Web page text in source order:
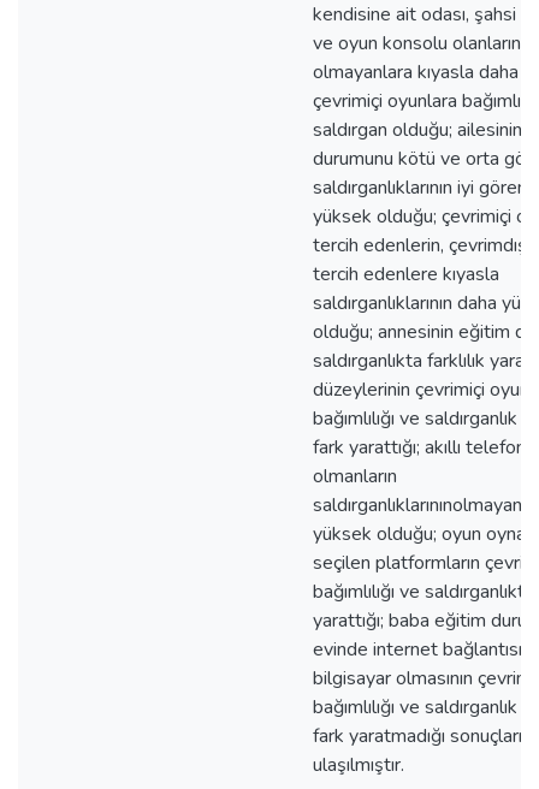
kendisine ait odası, şahsi
ve oyun konsolu olanların,
olmayanlara kıyasla daha
çevrimiçi oyunlara bağımlı
saldırgan olduğu; ailesinin
durumunu kötü ve orta
saldırganlıklarının iyi
yüksek olduğu; çevrimiçi
tercih edenlerin, çevrimdışı
tercih edenlere kıyasla
saldırganlıklarının daha
olduğu; annesinin eğitim
saldırganlıkta farklılık
düzeylerinin çevrimiçi oyun
bağımlılığı ve saldırganlık
fark yarattığı; akıllı
olmanların
yüksek olduğu; oyun
seçilen platformların
bağımlılığı ve
yarattığı; baba eğitim
evinde internet bağlantısı
bilgisayar olmasının
bağımlılığı ve saldırganlık
fark yaratmadığı
ulaşılmıştır.